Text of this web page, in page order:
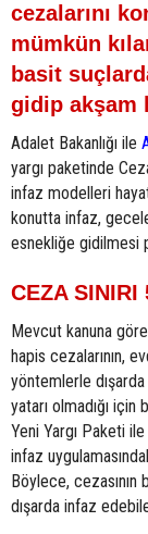
cezalarını
mümkün
basit
gidip akşam
Adalet Bakanlığı ile
yargı paketinde
infaz modelleri
konutta infaz,
esnekliğe gidilmesi
CEZA SINIRI
Mevcut kanuna
hapis cezalarının,
yöntemlerle dışarda
yatarı olmadığı
Yeni Yargı Paketi
infaz
Böylece, cezasının
dışarda infaz